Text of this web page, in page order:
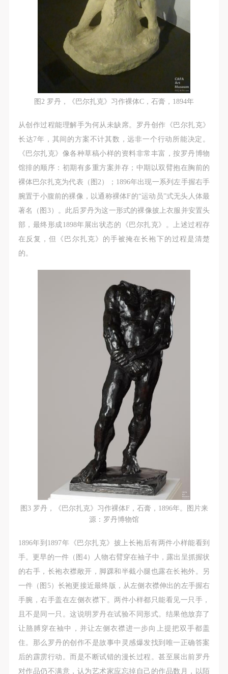
图2 罗丹，《巴尔扎克》习作裸体C，石膏，1894年
从创作过程能理解手为何从未缺席。罗丹创作《巴尔扎克》
长达7年，其间的方案不计其数，远非一个行动所能决定。
《巴尔扎克》像各种草稿小样的资料非常丰富，按罗丹博物
馆排的顺序：初期有多重方案并存；中期以双臂抱在胸前的
裸体巴尔扎克为代表（图2）；1896年出现一系列左手握右手
腕置于小腹前的裸像，以通称裸体F的“运动员”式无头人体最
著名（图3）。此后罗丹为这一形式的裸像披上衣服并安置头
部，最终形成1898年展出状态的《巴尔扎克》。上述过程存
在反复，但《巴尔扎克》的手被掩在长袍下的过程是清楚
的。
图3 罗丹，《巴尔扎克》习作裸体F，石膏，1896年。图片来
源：罗丹博物馆
1896年到1897年《巴尔扎克》披上长袍后有两件小样能看到
手。更早的一件（图4）人物右臂穿在袖子中，露出呈抓握状
的右手，长袍衣襟敞开，脚踝和半截小腿也露在长袍外。另
一件（图5）长袍更接近最终版，从左侧衣襟伸出的左手握右
手腕，右手盖在左侧衣襟下。两件小样都只能看见一只手，
且不是同一只。这说明罗丹在试验不同形式。结果他放弃了
让胳膊穿在袖中，并让左侧衣襟进一步向上提把双手都盖
住。那么罗丹的创作不是故事中灵感爆发找到唯一正确答案
后的霹雳行动。而是不断试错的漫长过程。甚至展出前罗丹
对作品仍不满意，认为艺术家应忘掉自己的作品数月，以陌
容包括：①中央美术学院美术馆②中央美术学院校园
内○3由中央美术学院公共教育部策划或执行的一切活
（2）、使用形式 用于中央美术学院图书出版、销售
附带光盘及宣传资料。
适用地域范围包括国内和国外。
使用肖像的媒介限于不损害甲方肖像权的任何媒介
（如杂志、网络等）。
三、肖像权使用期限
永久使用。
四、许可使用费用
带有甲方肖像作品的拍摄费用由乙方承担。
乙方于拍摄完带有甲方肖像的作品无需支付甲方任何
费用。
附则
（1）、本协议未尽事宜，经双方友好协商后可作为
本协议的补充协议，并不得违反相关法律法规规定。
（3）、本协议包括纸质档和电子档，纸质档—式二
份，甲乙双方各执一份，均具有同等法律效力。
活动参与者意味着接受并承担本协议的全部义务，未
同意者意味着放弃参加此次活动的权利。凡参加这次
活动前，必须事先与自己的家属沟通，取得家属同
意，同时知晓并同意本免责声明。参加者签名/勾选
后，视作其家属也已知晓并同意。
我已认真阅读上述条款，并且同意。
容包括：①中央美术学院美术馆②中央美术学院校园
内○3由中央美术学院公共教育部策划或执行的一切活
（2）、使用形式 用于中央美术学院图书出版、销售
附带光盘及宣传资料。
适用地域范围包括国内和国外。
使用肖像的媒介限于不损害甲方肖像权的任何媒介
（如杂志、网络等）。
三、肖像权使用期限
永久使用。
四、许可使用费用
带有甲方肖像作品的拍摄费用由乙方承担。
乙方于拍摄完带有甲方肖像的作品无需支付甲方任何
费用。
附则
（1）、本协议未尽事宜，经双方友好协商后可作为
本协议的补充协议，并不得违反相关法律法规规定。
（3）、本协议包括纸质档和电子档，纸质档—式二
份，甲乙双方各执一份，均具有同等法律效力。
活动参与者意味着接受并承担本协议的全部义务，未
同意者意味着放弃参加此次活动的权利。凡参加这次
活动前，必须事先与自己的家属沟通，取得家属同
意，同时知晓并同意本免责声明。参加者签名/勾选
后，视作其家属也已知晓并同意。
我已认真阅读上述条款，并且同意。
容包括：①中央美术学院美术馆②中央美术学院校园
内○3由中央美术学院公共教育部策划或执行的一切活
（2）、使用形式 用于中央美术学院图书出版、销售
附带光盘及宣传资料。
适用地域范围包括国内和国外。
使用肖像的媒介限于不损害甲方肖像权的任何媒介
（如杂志、网络等）。
三、肖像权使用期限
永久使用。
四、许可使用费用
带有甲方肖像作品的拍摄费用由乙方承担。
乙方于拍摄完带有甲方肖像的作品无需支付甲方任何
费用。
附则
（1）、本协议未尽事宜，经双方友好协商后可作为
本协议的补充协议，并不得违反相关法律法规规定。
（3）、本协议包括纸质档和电子档，纸质档—式二
份，甲乙双方各执一份，均具有同等法律效力。
活动参与者意味着接受并承担本协议的全部义务，未
同意者意味着放弃参加此次活动的权利。凡参加这次
活动前，必须事先与自己的家属沟通，取得家属同
意，同时知晓并同意本免责声明。参加者签名/勾选
后，视作其家属也已知晓并同意。
我已认真阅读上述条款，并且同意。